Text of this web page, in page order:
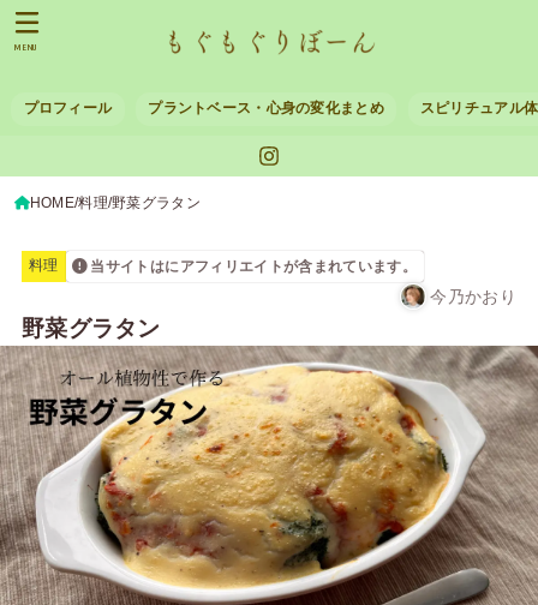
プロフィール プラントベース・心身の変化まとめ スピリチュアル
MENU
HOME 料理 野菜グラタン
料理 当サイトはにアフィリエイトが含まれています。
今乃かおり
野菜グラタン